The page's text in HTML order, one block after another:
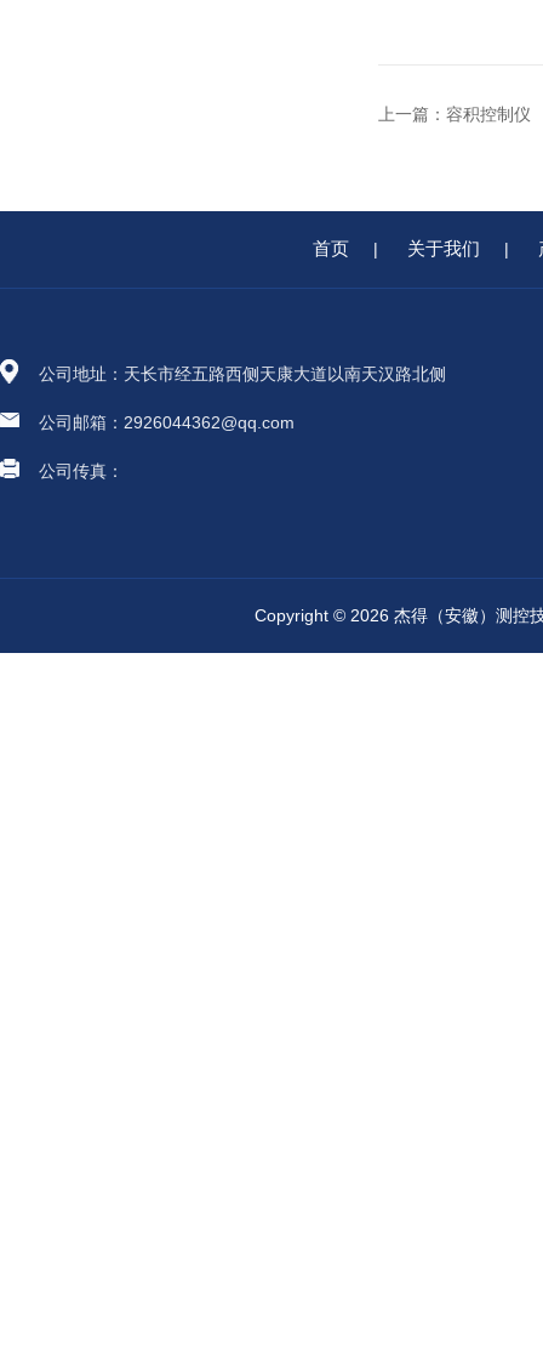
上一篇： 容积控制仪
首页 | 关于我们 |
公司地址：天长市经五路西侧天康大道以南天汉路北侧
公司邮箱：2926044362@qq.com
公司传真：
Copyright © 2026 杰得（安徽）测